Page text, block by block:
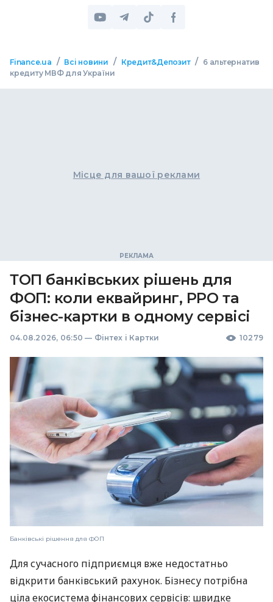
Finance.ua / Всі новини / Кредит&Депозит / 6 альтернатив
кредиту МВФ для України
Місце для вашої реклами
ТОП банківських рішень для
ФОП: коли еквайринг, РРО та
бізнес-картки в одному сервісі
04.08.2026, 06:50 — Фінтех і Картки 10279
Банківські рішення для ФОП
Для сучасного підприємця вже недостатньо
відкрити банківський рахунок. Бізнесу потрібна
ціла екосистема фінансових сервісів: швидке